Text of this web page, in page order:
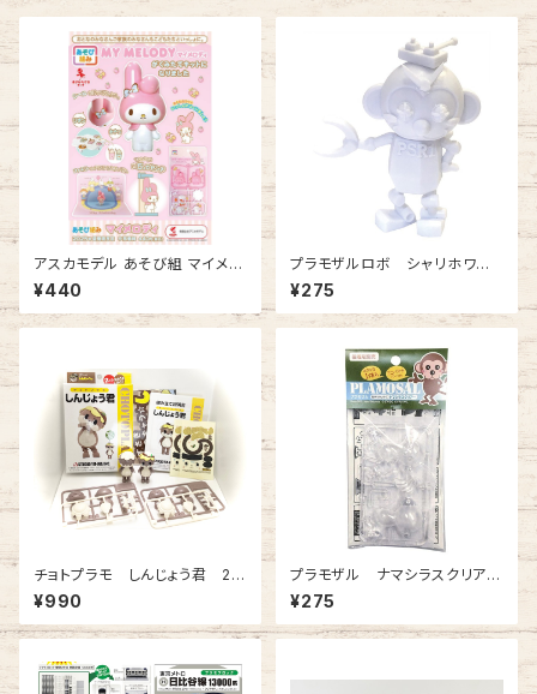
アスカモデル あそび組 マイメロ
ディ(プラモデル)
¥440
プラモザルロボ シャリホワイ
ト 1体入
¥275
チョトプラモ しんじょう君 2ヶ
入（プラモデル）
¥990
プラモザル ナマシラスクリア
ー 1ヶ入
¥275